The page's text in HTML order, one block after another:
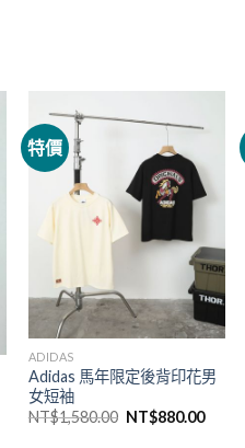
特價
ADIDAS
Adidas 馬年限定後背印花男
女短袖
NT$1,580.00 NT$880.00